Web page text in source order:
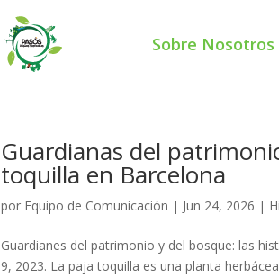
Sobre Nosotros
Guardianas del
toquilla en Barcelona
por Equipo de Comunicación | Jun 24, 2026 |
Guardianes del patrimonio y del bosque: las
9, 2023. La paja toquilla es una planta